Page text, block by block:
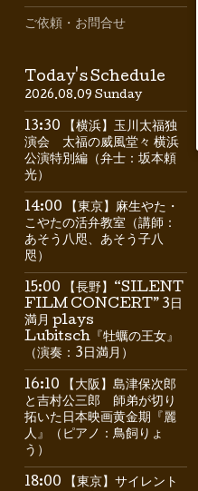
ご依頼・お問合せ
Today's Schedule
2026.08.09 Sunday
13:30 【横浜】玉川太福独
演会 太福の威風堂々 横浜
公演特別編（弁士：坂本頼
光）
14:00 【東京】麻生やた・
こやたの活弁教室（講師：
あそう八咫、あそう子八
咫）
15:00 【長野】“SILENT
FILM CONCERT” 3日
満月 plays
Lubitsch『牡蠣の王女』
（演奏：3日満月）
16:10 【大阪】島津保次郎
と吉村公三郎 師弟が切り
拓いた日本映画黄金期『麗
人』（ピアノ：鳥飼りょ
う）
18:00 【東京】サイレント